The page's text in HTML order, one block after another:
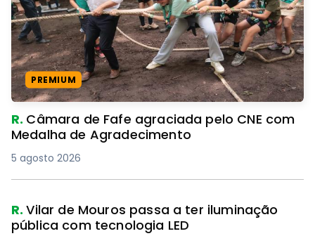
PREMIUM
R. Câmara de Fafe agraciada pelo CNE com
Medalha de Agradecimento
5 agosto 2026
R.Vilar de Mouros passa a ter iluminação
pública com tecnologia LED